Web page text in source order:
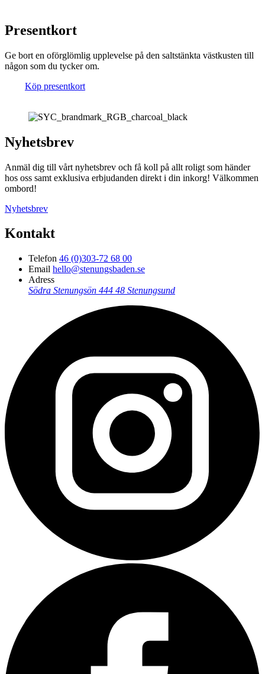
Presentkort
Ge bort en oförglömlig upplevelse på den saltstänkta västkusten till
någon som du tycker om.
Köp presentkort
Nyhetsbrev
Anmäl dig till vårt nyhetsbrev och få koll på allt roligt som händer
hos oss samt exklusiva erbjudanden direkt i din inkorg! Välkommen
ombord!
Nyhetsbrev
Kontakt
Telefon 46 (0)303-72 68 00
Email hello@stenungsbaden.se
Adress
Södra Stenungsön 444 48 Stenungsund